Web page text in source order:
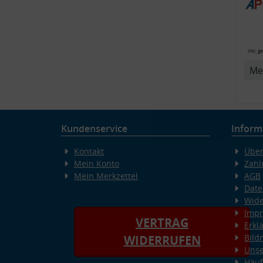
inkl.
Kundenservice
Kontakt
Mein Konto
Mein Merkzettel
VERTRAG
WIDERRUFEN
AGB